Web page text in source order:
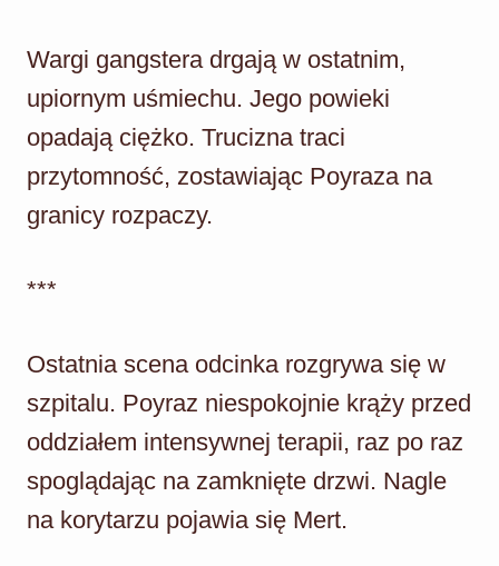
Wargi gangstera drgają w ostatnim,
upiornym uśmiechu. Jego powieki
opadają ciężko. Trucizna traci
przytomność, zostawiając Poyraza na
granicy rozpaczy.
***
Ostatnia scena odcinka rozgrywa się w
szpitalu. Poyraz niespokojnie krąży przed
oddziałem intensywnej terapii, raz po raz
spoglądając na zamknięte drzwi. Nagle
na korytarzu pojawia się Mert.